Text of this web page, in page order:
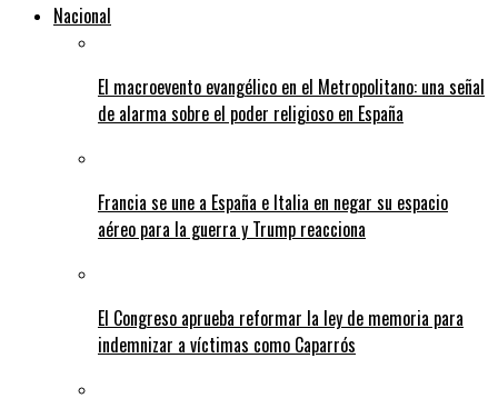
Nacional
El macroevento evangélico en el Metropolitano: una señal
de alarma sobre el poder religioso en España
Francia se une a España e Italia en negar su espacio
aéreo para la guerra y Trump reacciona
El Congreso aprueba reformar la ley de memoria para
indemnizar a víctimas como Caparrós